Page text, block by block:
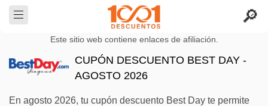
Este sitio web contiene enlaces de afiliación.
CUPÓN DESCUENTO BEST DAY -
AGOSTO 2026
En agosto 2026, tu cupón descuento Best Day te permite